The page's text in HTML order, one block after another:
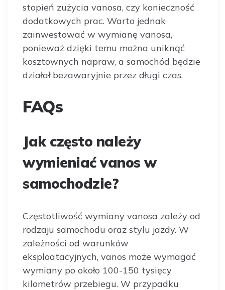
stopień zużycia vanosa, czy konieczność
dodatkowych prac. Warto jednak
zainwestować w wymianę vanosa,
ponieważ dzięki temu można uniknąć
kosztownych napraw, a samochód będzie
działał bezawaryjnie przez długi czas.
FAQs
Jak często należy
wymieniać vanos w
samochodzie?
Częstotliwość wymiany vanosa zależy od
rodzaju samochodu oraz stylu jazdy. W
zależności od warunków
eksploatacyjnych, vanos może wymagać
wymiany po około 100-150 tysięcy
kilometrów przebiegu. W przypadku